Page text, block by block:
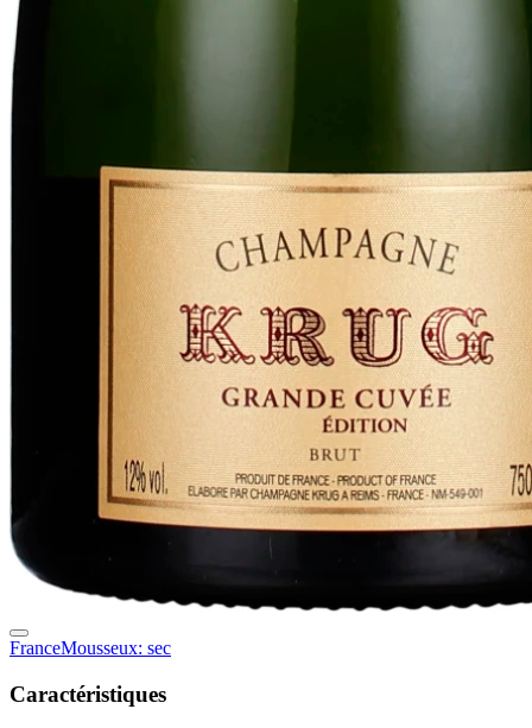
FranceMousseux: sec
Caractéristiques